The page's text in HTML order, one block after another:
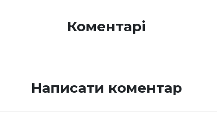
Коментарі
Написати коментар